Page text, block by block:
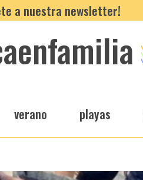
a nuestra newsletter!
verano playas